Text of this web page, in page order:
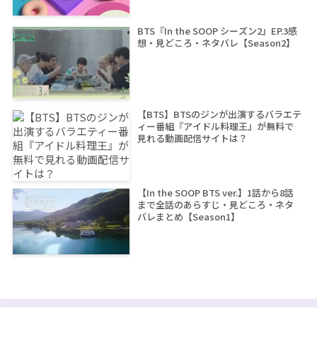
BTS『In the SOOP シーズン2』EP.3感
想・見どころ・ネタバレ【Season2】
【BTS】BTSのジンが出演するバラエテ
ィー番組『アイドル料理王』が無料で
見れる動画配信サイトは？
【In the SOOP BTS ver.】1話から8話
まで全話のあらすじ・見どころ・ネタ
バレまとめ【Season1】